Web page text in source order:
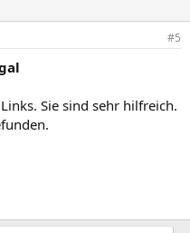
#5
Sie sind sehr hilfreich.